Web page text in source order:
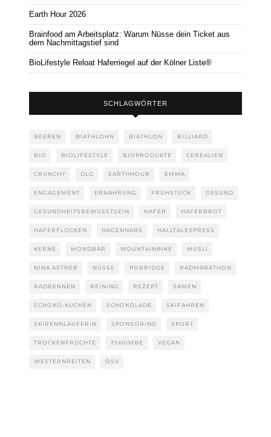
Earth Hour 2026
Brainfood am Arbeitsplatz: Warum Nüsse dein Ticket aus
dem Nachmittagstief sind
BioLifestyle Reloat Haferriegel auf der Kölner Liste®
SCHLAGWÖRTER
BEEREN BIATHLOHN BIATHLON BILLIARD
BIO BIOLIFESTYLE BIOPRODUKTE CEREALIEN
CRUNCHY DLG EARTHHOUR EMMA
ENGAGEMENT ERNÄHRUNG FRÜHSTÜCK GESUND
GESUNDHEITSBEWUSSTSEIN HAFER HAFERBROT
HAFERFLOCKEN HAGENNARS HALLTALEXPRESS
KERNE MONDBÄR MOUNTAINBIKE MÜSLI
NINA ASTNER NÜSSE PORRIDGE RADMARATHON
RADRENNEN REINING REZEPT SAMEN
SCHOKO-KUCHEN SCHOKOLADE SKIFAHREN
SKIRENNLÄUFERIN SPONSORING SPORT
TROCKENFRÜCHTE TSHUMBE VEGAN
WESTERNREITEN ÖSV